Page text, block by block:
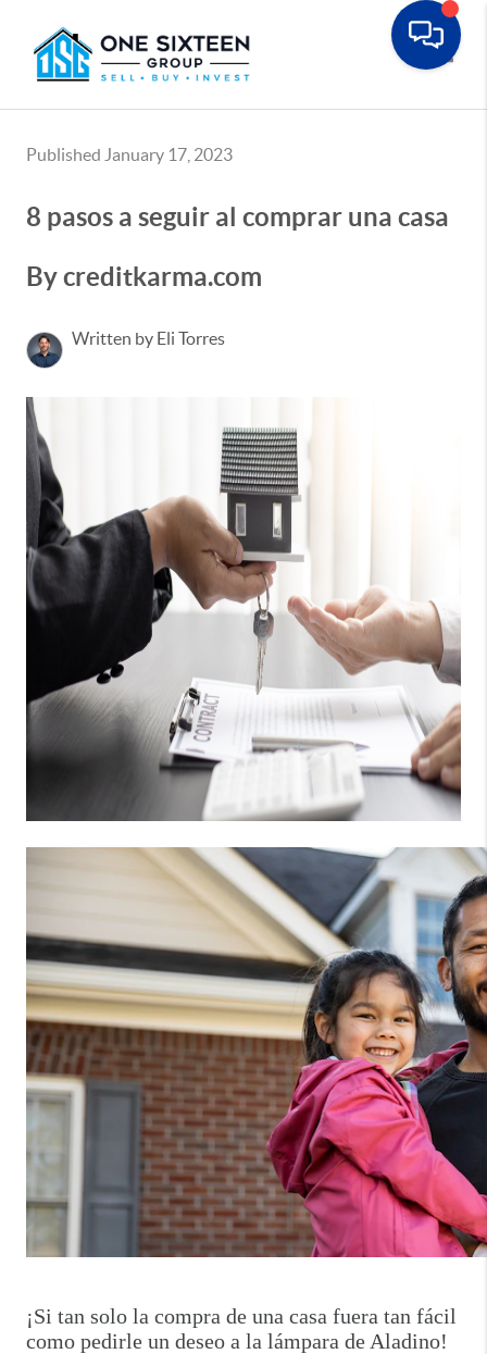
Published January 17, 2023
8 pasos a seguir al comprar una casa
By creditkarma.com
Written by Eli Torres
¡Si tan solo la compra de una casa fuera tan fácil
como pedirle un deseo a la lámpara de Aladino!